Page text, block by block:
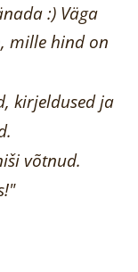
:) Väga
mille hind on
kirjeldused ja
võtnud.